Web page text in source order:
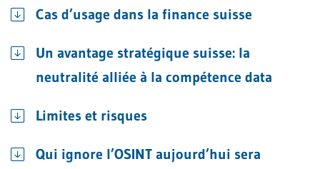
Cas d’usage dans la finance suisse
Un avantage stratégique suisse: la
neutralité alliée à la compétence data
Limites et risques
Qui ignore l’OSINT aujourd’hui sera